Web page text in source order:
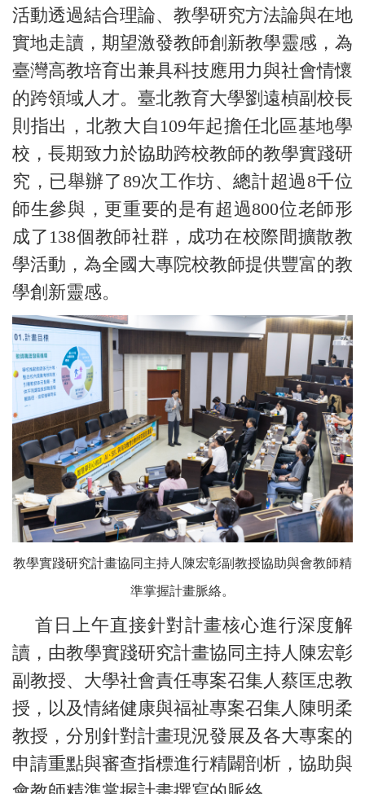
活動透過結合理論、教學研究方法論與在地
實地走讀，期望激發教師創新教學靈感，為
臺灣高教培育出兼具科技應用力與社會情懷
的跨領域人才。臺北教育大學劉遠楨副校長
則指出，北教大自109年起擔任北區基地學
校，長期致力於協助跨校教師的教學實踐研
究，已舉辦了89次工作坊、總計超過8千位
師生參與，更重要的是有超過800位老師形
成了138個教師社群，成功在校際間擴散教
學活動，為全國大專院校教師提供豐富的教
學創新靈感。
教學實踐研究計畫協同主持人陳宏彰副教授協助與會教師精
準掌握計畫脈絡。
首日上午直接針對計畫核心進行深度解
讀，由教學實踐研究計畫協同主持人陳宏彰
副教授、大學社會責任專案召集人蔡匡忠教
授，以及情緒健康與福祉專案召集人陳明柔
教授，分別針對計畫現況發展及各大專案的
申請重點與審查指標進行精闢剖析，協助與